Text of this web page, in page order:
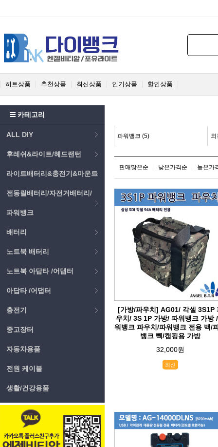
히트상품 추천상품 최신상품 인기상품 할인상품
카테고리
ALL DIY
후레쉬&라이트/헤드랜턴
라이트배터리&충전기&마운트
전동릴배터리/자전거배터리/
파워뱅크
배터리
노트북 배터리
노트북 아답타 /어댑터
아답타 /어댑터
충전기
중고장터
자동차용품
전원 케이블
생활/건강용품
파워뱅크 (5)
판매많은순 낮은가격순 높은가
[가방/파우치] AG01/ 각셀 3S1P
우치/ 3S 1P 가방/ 파워뱅크 가방
워뱅크 파우치/파워뱅크 전용 백/
뱅크 빽/캠핑용 가방
32,000원
최신